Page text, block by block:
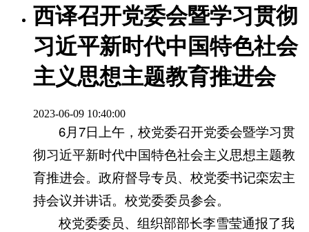
西译召开党委会暨学习贯彻
习近平新时代中国特色社会
主义思想主题教育推进会
2023-06-09 10:40:00
6月7日上午，校党委召开党委会暨学习贯
彻习近平新时代中国特色社会主义思想主题教
育推进会。政府督导专员、校党委书记栾宏主
持会议并讲话。校党委委员参会。
校党委委员、组织部部长李雪莹通报了我